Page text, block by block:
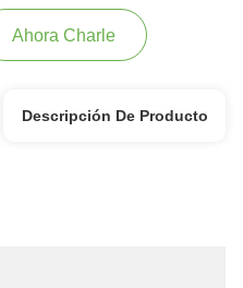
Ahora Charle
Descripción De Producto